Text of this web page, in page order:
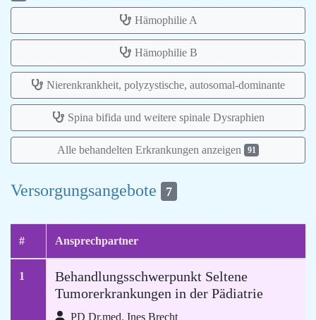
Hämophilie A
Hämophilie B
Nierenkrankheit, polyzystische, autosomal-dominante
Spina bifida und weitere spinale Dysraphien
Alle behandelten Erkrankungen anzeigen 91
Versorgungsangebote 7
# Ansprechpartner
1
Behandlungsschwerpunkt Seltene
Tumorerkrankungen in der Pädiatrie
PD Dr.med. Ines Brecht